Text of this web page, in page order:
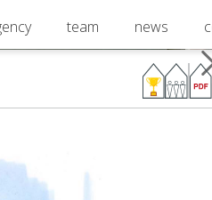
team news